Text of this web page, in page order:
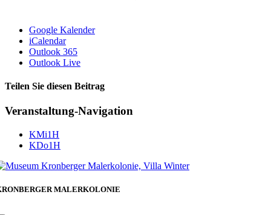
Google Kalender
iCalendar
Outlook 365
Outlook Live
Teilen Sie diesen Beitrag
Facebook
Veranstaltung-Navigation
KMi1H
KDo1H
MALERKOLONIE